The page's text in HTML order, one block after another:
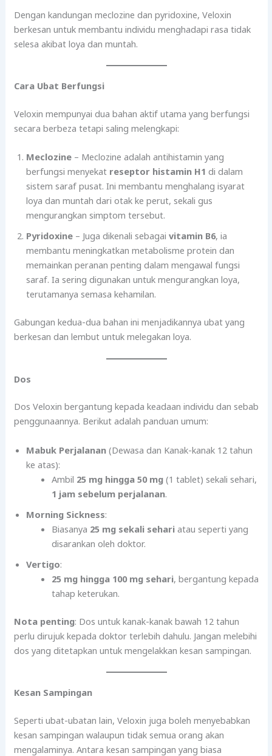
Dengan kandungan meclozine dan pyridoxine, Veloxin
berkesan untuk membantu individu menghadapi rasa tidak
selesa akibat loya dan muntah.
Cara Ubat Berfungsi
Veloxin mempunyai dua bahan aktif utama yang berfungsi
secara berbeza tetapi saling melengkapi:
Meclozine – Meclozine adalah antihistamin yang
berfungsi menyekat reseptor histamin H1 di dalam
sistem saraf pusat. Ini membantu menghalang isyarat
loya dan muntah dari otak ke perut, sekali gus
mengurangkan simptom tersebut.
Pyridoxine – Juga dikenali sebagaivitamin B6, ia
membantu meningkatkan metabolisme protein dan
memainkan peranan penting dalam mengawal fungsi
saraf. Ia sering digunakan untuk mengurangkan loya,
terutamanya semasa kehamilan.
Gabungan kedua-dua bahan ini menjadikannya ubat yang
berkesan dan lembut untuk melegakan loya.
Dos
Dos Veloxin bergantung kepada keadaan individu dan sebab
penggunaannya. Berikut adalah panduan umum:
Mabuk Perjalanan (Dewasa dan Kanak-kanak 12 tahun
ke atas):
Ambil 25 mg hingga 50 mg (1 tablet) sekali sehari,
1 jam sebelum perjalanan.
Morning Sickness:
Biasanya 25 mg sekali sehari atau seperti yang
disarankan oleh doktor.
Vertigo:
25 mg hingga 100 mg sehari, bergantung kepada
tahap keterukan.
Nota penting: Dos untuk kanak-kanak bawah 12 tahun
perlu dirujuk kepada doktor terlebih dahulu. Jangan melebihi
dos yang ditetapkan untuk mengelakkan kesan sampingan.
Kesan Sampingan
Seperti ubat-ubatan lain, Veloxin juga boleh menyebabkan
kesan sampingan walaupun tidak semua orang akan
mengalaminya. Antara kesan sampingan yang biasa